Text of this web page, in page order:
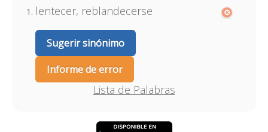
lentecer, reblandecerse
Sugerir sinónimo
Informe de error
Lista de Palabras